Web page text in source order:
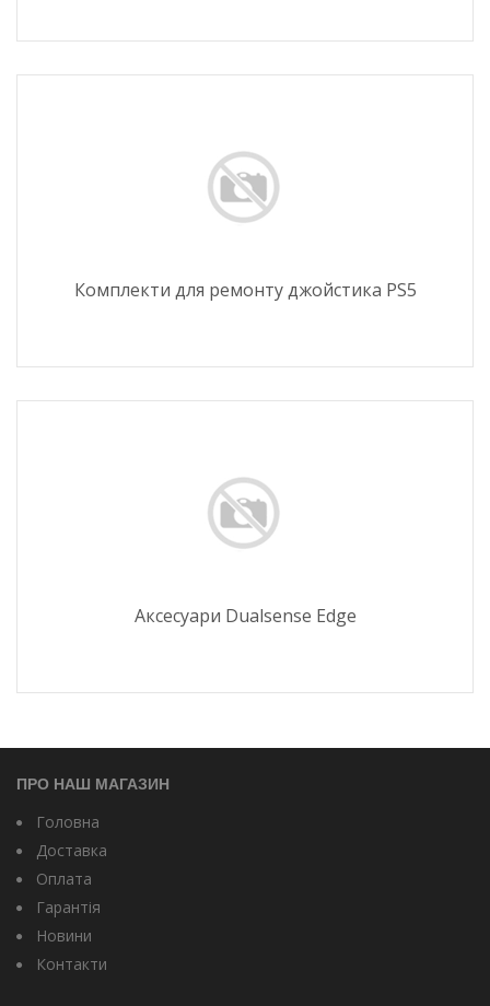
Комплекти для ремонту джойстика PS5
Аксесуари Dualsense Edge
ПРО НАШ МАГАЗИН
Головна
Доставка
Оплата
Гарантія
Новини
Контакти